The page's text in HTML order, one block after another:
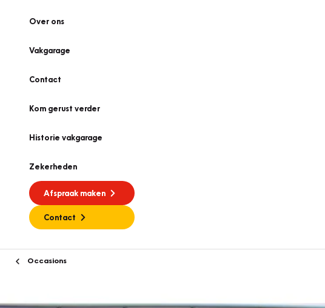
Over ons
Vakgarage
Contact
Kom gerust verder
Historie vakgarage
Zekerheden
Afspraak maken
Contact
Occasions